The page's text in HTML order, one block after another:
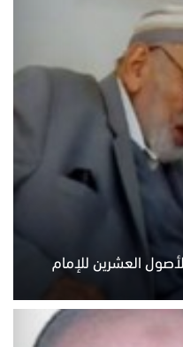
العشرين للإمام